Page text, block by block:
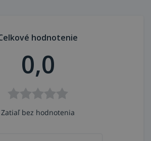
hodnotenie
0,0
Zatiaľ bez hodnotenia